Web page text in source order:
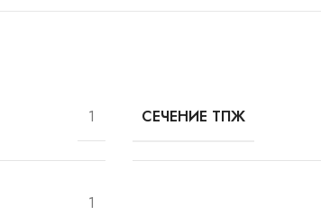
1 СЕЧЕНИЕ ТПЖ
1